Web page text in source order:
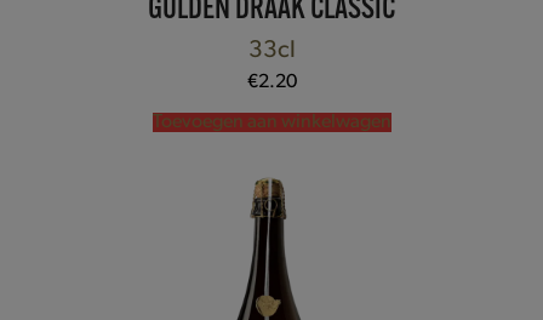
GULDEN DRAAK CLASSIC
33cl
€2.20
Toevoegen aan winkelwagen